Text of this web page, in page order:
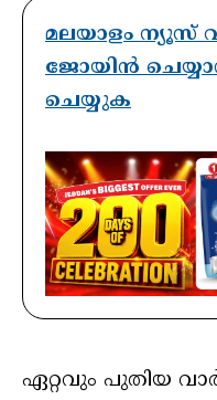
മലയാളം ന്യൂസ്
ജോയിൻ
ചെയ്യുക
ഏറ്റവും പുതിയ